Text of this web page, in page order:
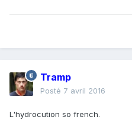
Tramp
Posté 7 avril 2016
L'hydrocution so french.